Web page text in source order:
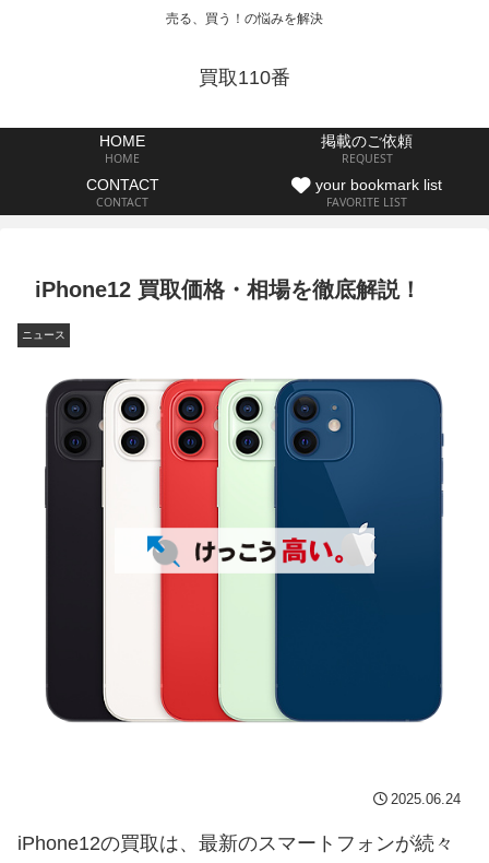
売る、買う！の悩みを解決
買取110番
HOME
HOME
掲載のご依頼
REQUEST
CONTACT
CONTACT
your bookmark list
FAVORITE LIST
iPhone12 買取価格・相場を徹底解説！
ニュース
2025.06.24
iPhone12の買取は、最新のスマートフォンが続々